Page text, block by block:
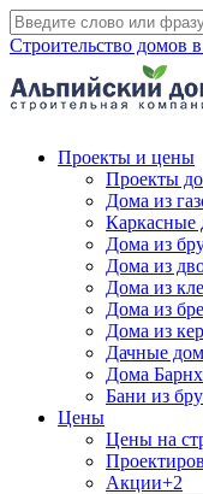
Строительство домов
Проекты и цены
Проекты
Дома из
Каркасные
Дома из
Дома из
Дома из
Дома из
Дома из
Дачные
Дома
Бани из
Цены
Цены на
Акции+2